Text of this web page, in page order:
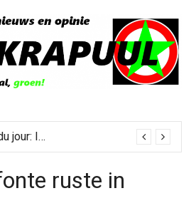
Soulklassieker du jour: I Wish It Would Rain
ruste in